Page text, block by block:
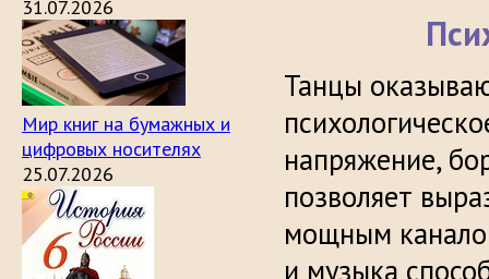
31.07.2026
Мир книг на бумажных и
цифровых носителях
25.07.2026
Танцы
напряжение,
позволяет
мощным
и музыка